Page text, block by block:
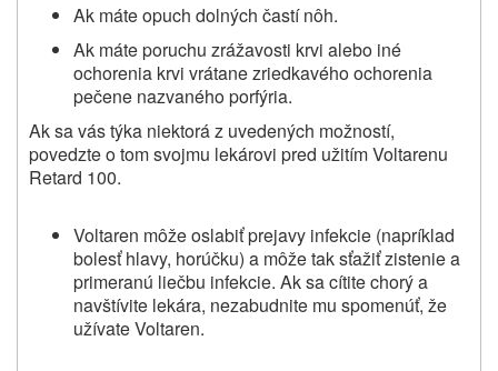
Ak máte opuch dolných častí nôh.
Ak máte poruchu zrážavosti krvi alebo iné
ochorenia krvi vrátane zriedkavého ochorenia
pečene nazvaného porfýria.
Ak sa vás týka niektorá z uvedených možností,
povedzte o tom svojmu lekárovi pred užitím Voltarenu
Retard 100.
Voltaren môže oslabiť prejavy infekcie (napríklad
bolesť hlavy, horúčku) a môže tak sťažiť zistenie a
primeranú liečbu infekcie. Ak sa cítite chorý a
navštívite lekára, nezabudnite mu spomenúť, že
užívate Voltaren.